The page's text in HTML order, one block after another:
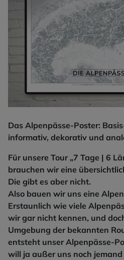
Das Alpenpässe-Poster:
informativ, dekorativ und
Für unsere Tour „7 Tage | 6
brauchen wir eine
Die gibt es aber nicht.
Also bauen wir uns eine
Erstaunlich wie viele
wir gar nicht kennen, und
Umgebung der bekannten
entsteht unser Alpenpässe-
will ja außer uns noch